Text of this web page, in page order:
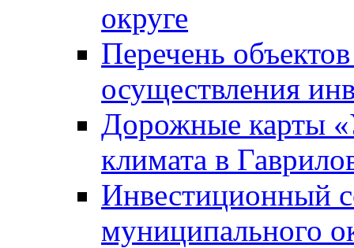
округе
Перечень
осуществления
Дорожные карты
климата в
Инвестиционный
муниципального